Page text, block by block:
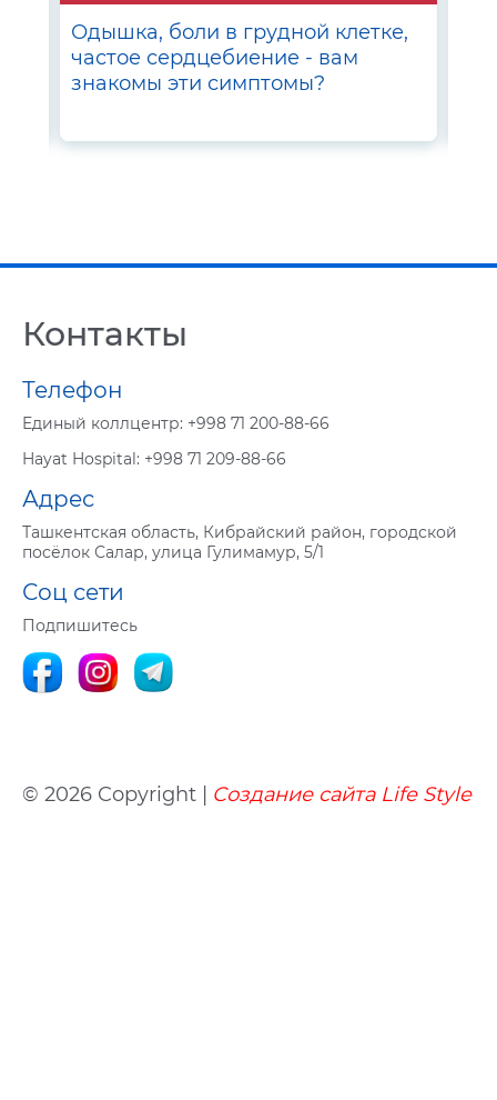
Одышка, боли в грудной клетке,
частое сердцебиение - вам
знакомы эти симптомы?
Контакты
Телефон
Eдиный коллцентр: +998 71 200-88-66
Hayat Hospital: +998 71 209-88-66
Адрес
Ташкентская область, Кибрайский район, городской
посёлок Салар, улица Гулимамур, 5/1
Соц сети
Подпишитесь
© 2026 Copyright | Создание сайта Life Style